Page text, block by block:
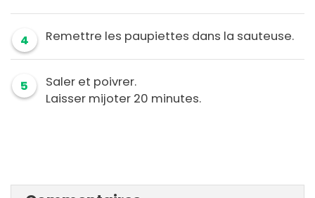
4 Remettre les paupiettes dans la sauteuse.
5
Saler et poivrer.
Laisser mijoter 20 minutes.